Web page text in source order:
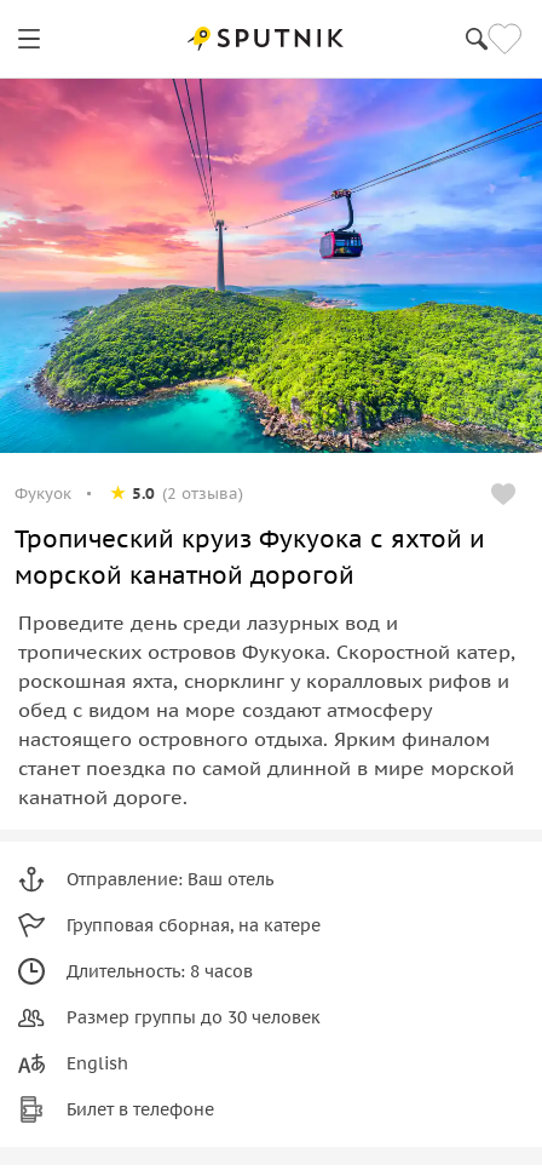
Фукуок 5.0 (2 отзыва)
Тропический круиз Фукуока с яхтой и
морской канатной дорогой
Проведите день среди лазурных вод и
тропических островов Фукуока. Скоростной катер,
роскошная яхта, снорклинг у коралловых рифов и
обед с видом на море создают атмосферу
настоящего островного отдыха. Ярким финалом
станет поездка по самой длинной в мире морской
канатной дороге.
Отправление: Ваш отель
Групповая сборная, на катере
Длительность: 8 часов
Размер группы до 30 человек
English
Билет в телефоне